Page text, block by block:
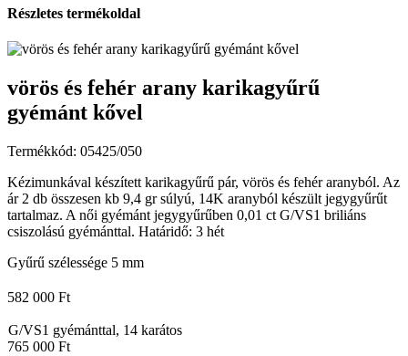
Részletes termékoldal
vörös és fehér arany karikagyűrű
gyémánt kővel
Termékkód: 05425/050
Kézimunkával készített karikagyűrű pár, vörös és fehér aranyból. Az
ár 2 db összesen kb 9,4 gr súlyú, 14K aranyból készült jegygyűrűt
tartalmaz. A női gyémánt jegygyűrűben 0,01 ct G/VS1 briliáns
csiszolású gyémánttal. Határidő: 3 hét
Gyűrű szélessége 5 mm
582 000 Ft
G/VS1 gyémánttal, 14 karátos
765 000 Ft